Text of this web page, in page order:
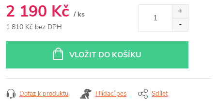
2 190 Kč / ks
1 810 Kč bez DPH
VLOŽIT DO KOŠÍKU
Dotaz k produktu Hlídací pes Sdílet